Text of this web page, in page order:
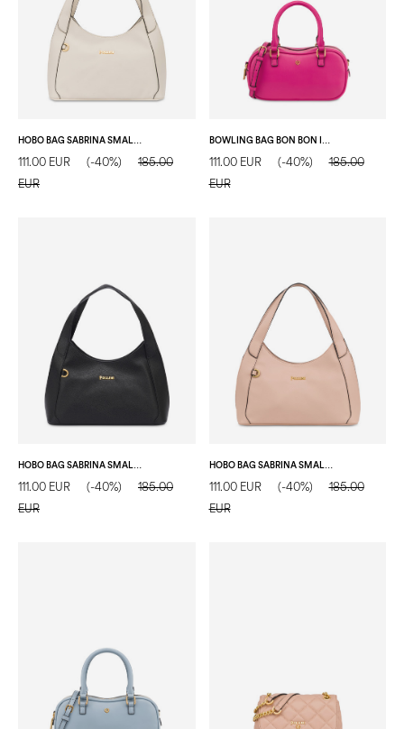
HOBO BAG SABRINA SMALL IN SIMIL SUEDE AVORIO
111.00 EUR (-40%)
185.00
EUR
BOWLING BAG BON BON IN SOFT PU FUXIA
111.00 EUR (-40%)
185.00
EUR
111.00 EUR (-40%)
185.00
EUR
111.00 EUR (-40%)
185.00
EUR